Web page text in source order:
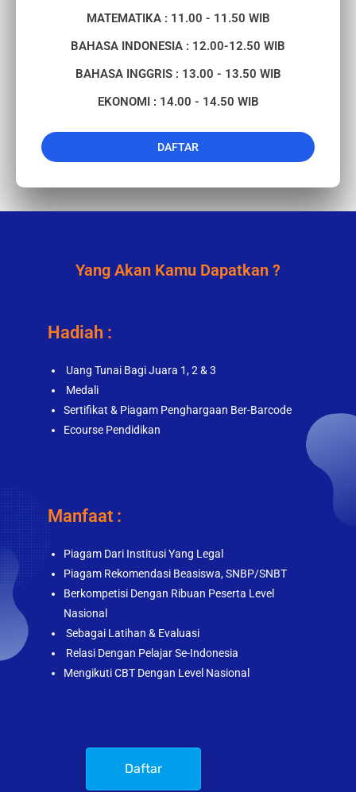
MATEMATIKA : 11.00 - 11.50 WIB
BAHASA INDONESIA : 12.00-12.50 WIB
BAHASA INGGRIS : 13.00 - 13.50 WIB
EKONOMI : 14.00 - 14.50 WIB
DAFTAR
Yang Akan Kamu Dapatkan ?
Hadiah :
Uang Tunai Bagi Juara 1, 2 & 3
Medali
Sertifikat & Piagam Penghargaan Ber-Barcode
Ecourse Pendidikan
Manfaat :
Piagam Dari Institusi Yang Legal
Piagam Rekomendasi Beasiswa, SNBP/SNBT
Berkompetisi Dengan Ribuan Peserta Level
Nasional
Sebagai Latihan & Evaluasi
Relasi Dengan Pelajar Se-Indonesia
Mengikuti CBT Dengan Level Nasional
Daftar